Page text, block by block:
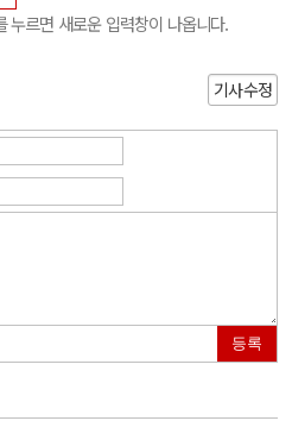
누르면 새로운 입력창이 나옵니다.
기사수정
등록